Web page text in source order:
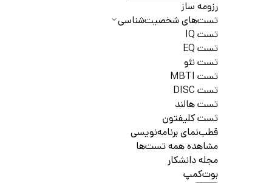
رزومه ساز
تست‌های شخصیت‌شناسی
تست IQ
تست EQ
تست نئو
تست MBTI
تست DISC
تست هالند
تست کلیفتون
قطب‌نمای برنامه‌نویسی
مشاهده همه تست‌ها
مجله دانشکار
بوت‌کمپ